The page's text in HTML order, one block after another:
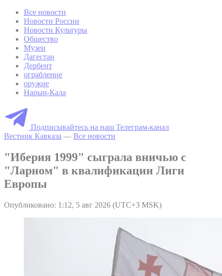
Все новости
Новости России
Новости Культуры
Общество
Музеи
Дагестан
Дербент
ограбление
оружие
Нарын-Кала
Подписывайтесь на наш Телеграм-канал
Вестник Кавказа — Все новости
"Иберия 1999" сыграла вничью с
"Ларном" в квалификации Лиги
Европы
Опубликовано: 1:12, 5 авг 2026 (UTC+3 MSK)